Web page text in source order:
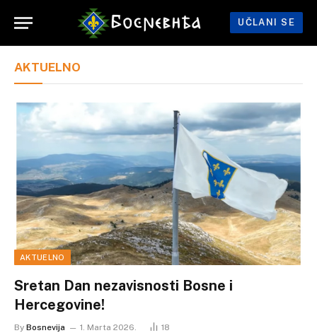
UČLANI SE
AKTUELNO
AKTUELNO
Sretan Dan nezavisnosti Bosne i
Hercegovine!
By Bosnevija 1. Marta 2026. 18